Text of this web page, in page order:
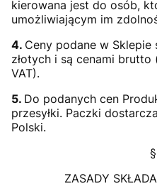
kierowana jest do osób,
umożliwiającym im
4. Ceny podane w
złotych i są cenami
VAT).
5. Do podanych cen
przesyłki. Paczki
Polski.
ZASADY